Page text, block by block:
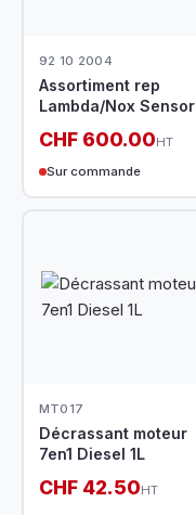
92 10 2004
Assortiment rep
Lambda/Nox Sensor
CHF 600.00HT
Sur commande
MT017
Décrassant moteur
7en1 Diesel 1L
CHF 42.50HT